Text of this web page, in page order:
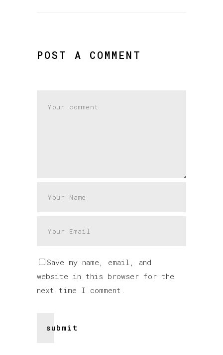
POST A COMMENT
Save my name, email, and
website in this browser for the
next time I comment.